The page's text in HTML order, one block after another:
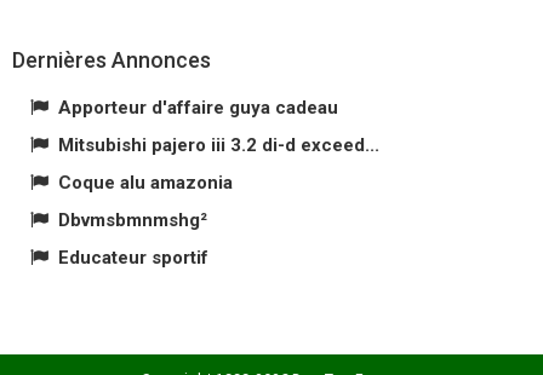
Dernières Annonces
Apporteur d'affaire guya cadeau
Mitsubishi pajero iii 3.2 di-d exceed...
Coque alu amazonia
Dbvmsbmnmshg²
Educateur sportif